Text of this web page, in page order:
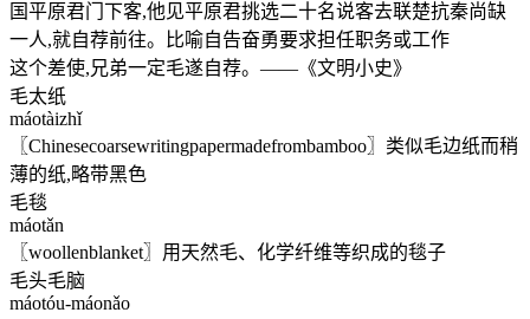
国平原君门下客,他见平原君挑选二十名说客去联楚抗秦尚缺
一人,就自荐前往。比喻自告奋勇要求担任职务或工作
这个差使,兄弟一定毛遂自荐。——《文明小史》
毛太纸
máotàizhǐ
〖Chinesecoarsewritingpapermadefrombamboo〗类似毛边纸而稍
薄的纸,略带黑色
毛毯
máotǎn
〖woollenblanket〗用天然毛、化学纤维等织成的毯子
毛头毛脑
máotóu-máonǎo